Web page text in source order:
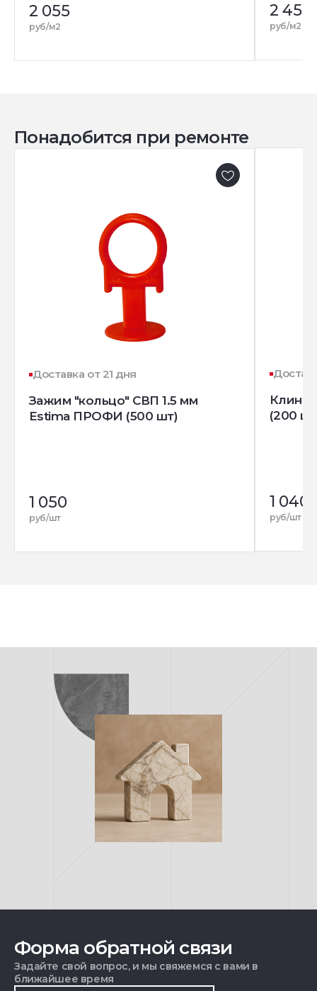
2 055
руб/м2
2 455
руб/м2
Понадобится при ремонте
Доставка от 21 дня
Зажим "кольцо" СВП 1.5 мм
Estima ПРОФИ (500 шт)
1 050
руб/шт
Клин
(200
1 040
руб/шт
Форма обратной связи
Задайте свой вопрос, и мы свяжемся с вами в
ближайшее время